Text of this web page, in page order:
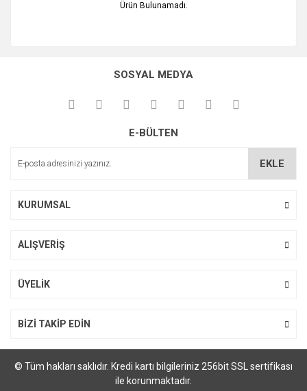
Ürün Bulunamadı.
SOSYAL MEDYA
E-BÜLTEN
EKLE
KURUMSAL
ALIŞVERİŞ
ÜYELİK
BİZİ TAKİP EDİN
© Tüm hakları saklıdır. Kredi kartı bilgileriniz 256bit SSL sertifikası
ile korunmaktadır.